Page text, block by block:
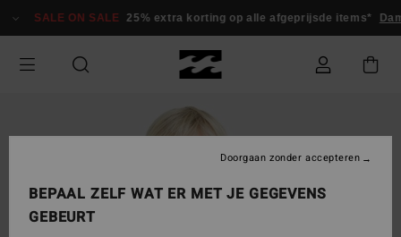
naar
SALE ON SALE 25% extra korting op alle afgeprijsde items*
BEPAAL ZELF WAT ER MET JE GEGEVENS
GEBEURT
Doorgaan zonder accepteren